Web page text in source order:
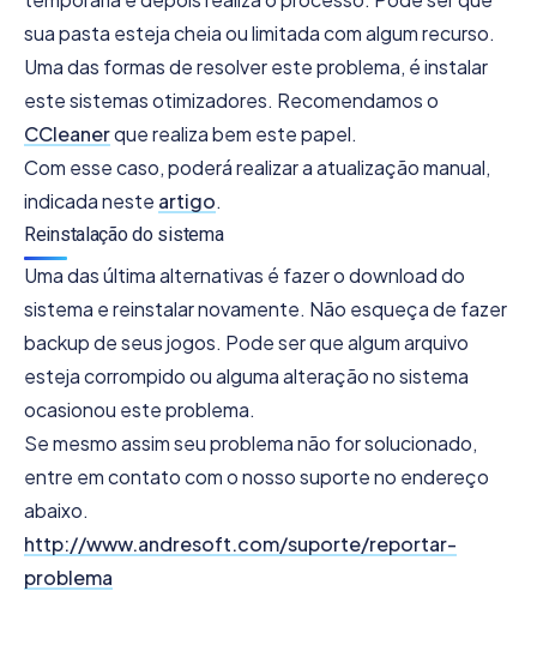
sua pasta esteja cheia ou limitada com algum recurso.
Uma das formas de resolver este problema, é instalar
este sistemas otimizadores. Recomendamos o
CCleanerque realiza bem este papel.
Com esse caso, poderá realizar a atualização manual,
indicada neste artigo.
Reinstalação do sistema
Uma das última alternativas é fazer o download do
sistema e reinstalar novamente. Não esqueça de fazer
backup de seus jogos. Pode ser que algum arquivo
esteja corrompido ou alguma alteração no sistema
ocasionou este problema.
Se mesmo assim seu problema não for solucionado,
entre em contato com o nosso suporte no endereço
abaixo.
http://www.andresoft.com/suporte/reportar-
problema